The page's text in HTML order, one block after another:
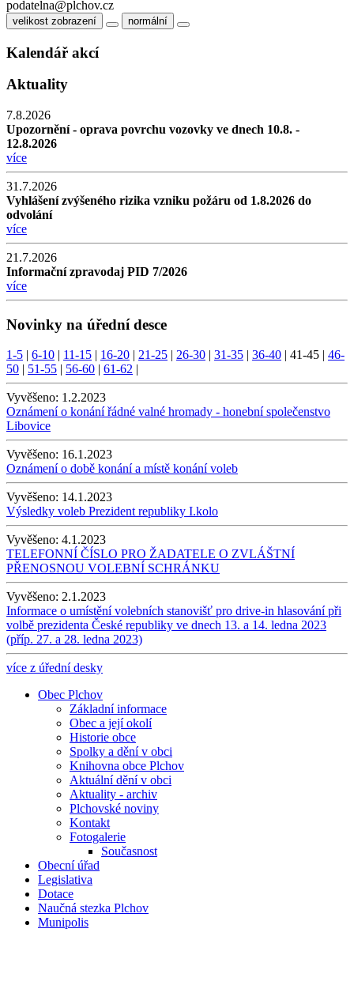
podatelna@plchov.cz
velikost zobrazení normální
Kalendář akcí
Aktuality
7.8.2026
Upozornění - oprava povrchu vozovky ve dnech 10.8. -
12.8.2026
více
31.7.2026
Vyhlášení zvýšeného rizika vzniku požáru od 1.8.2026 do
odvolání
více
21.7.2026
Informační zpravodaj PID 7/2026
více
Novinky na úřední desce
1-5 6-10 11-15 16-20 21-25 26-30 31-35 36-40 41-45
46-
50
51-55 56-60 61-62
Vyvěšeno: 1.2.2023
Oznámení o konání řádné valné hromady - honební společenstvo
Libovice
Vyvěšeno: 16.1.2023
Oznámení o době konání a místě konání voleb
Vyvěšeno: 14.1.2023
Výsledky voleb Prezident republiky I.kolo
Vyvěšeno: 4.1.2023
TELEFONNÍ ČÍSLO PRO ŽADATELE O ZVLÁŠTNÍ
PŘENOSNOU VOLEBNÍ SCHRÁNKU
Vyvěšeno: 2.1.2023
Informace o umístění volebních stanovišť pro drive-in hlasování při
volbě prezidenta České republiky ve dnech 13. a 14. ledna 2023
(příp. 27. a 28. ledna 2023)
více z úřední desky
Obec Plchov
Základní informace
Obec a její okolí
Historie obce
Spolky a dění v obci
Knihovna obce Plchov
Aktuální dění v obci
Aktuality - archiv
Plchovské noviny
Kontakt
Fotogalerie
Současnost
Obecní úřad
Legislativa
Dotace
Naučná stezka Plchov
Munipolis